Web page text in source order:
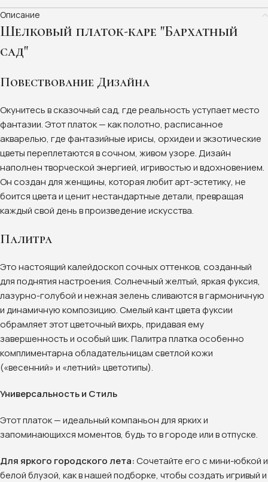
Описание
Шелковый платок-каре "Бархатный
сад"
Повествование Дизайна
Окунитесь в сказочный сад, где реальность уступает место
фантазии. Этот платок — как полотно, расписанное
акварелью, где фантазийные ирисы, орхидеи и экзотические
цветы переплетаются в сочном, живом узоре. Дизайн
наполнен творческой энергией, игривостью и вдохновением.
Он создан для женщины, которая любит арт-эстетику, не
боится цвета и ценит нестандартные детали, превращая
каждый свой день в произведение искусства.
Палитра
Это настоящий калейдоскоп сочных оттенков, созданный
для поднятия настроения. Солнечный желтый, яркая фуксия,
лазурно-голубой и нежная зелень сливаются в гармоничную
и динамичную композицию. Смелый кант цвета фуксии
обрамляет этот цветочный вихрь, придавая ему
завершенность и особый шик. Палитра платка особенно
комплиментарна обладательницам светлой кожи
(«весенний» и «летний» цветотипы).
Универсальность и Стиль
Этот платок — идеальный компаньон для ярких и
запоминающихся моментов, будь то в городе или в отпуске.
Для яркого городского лета:Сочетайте его с мини-юбкой и
белой блузой, как в нашей подборке, чтобы создать игривый и